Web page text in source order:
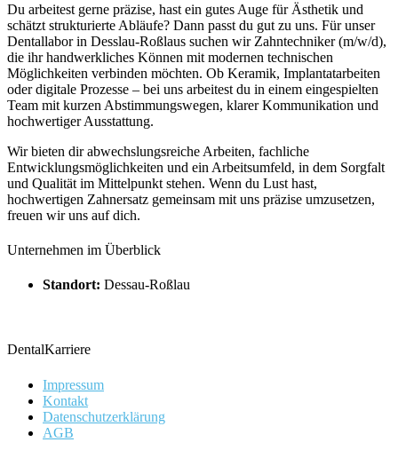
Du arbeitest gerne präzise, hast ein gutes Auge für Ästhetik und
schätzt strukturierte Abläufe? Dann passt du gut zu uns. Für unser
Dentallabor in Desslau-Roßlaus suchen wir Zahntechniker (m/w/d),
die ihr handwerkliches Können mit modernen technischen
Möglichkeiten verbinden möchten. Ob Keramik, Implantatarbeiten
oder digitale Prozesse – bei uns arbeitest du in einem eingespielten
Team mit kurzen Abstimmungswegen, klarer Kommunikation und
hochwertiger Ausstattung.
Wir bieten dir abwechslungsreiche Arbeiten, fachliche
Entwicklungsmöglichkeiten und ein Arbeitsumfeld, in dem Sorgfalt
und Qualität im Mittelpunkt stehen. Wenn du Lust hast,
hochwertigen Zahnersatz gemeinsam mit uns präzise umzusetzen,
freuen wir uns auf dich.
Unternehmen im Überblick
Standort: Dessau-Roßlau
DentalKarriere
Impressum
Kontakt
Datenschutzerklärung
AGB